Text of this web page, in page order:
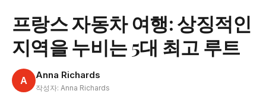
프랑스 자동차 여행: 상징적인
지역을 누비는 5대 최고 루트
A Anna Richards
작성자: Anna Richards